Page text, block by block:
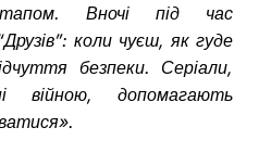
Вночі під час
коли чуєш, як гуде
безпеки. Серіали,
війною, допомагають